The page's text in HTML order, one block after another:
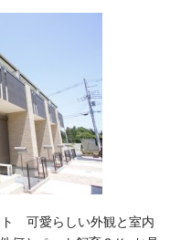
可愛らしい外観と室内